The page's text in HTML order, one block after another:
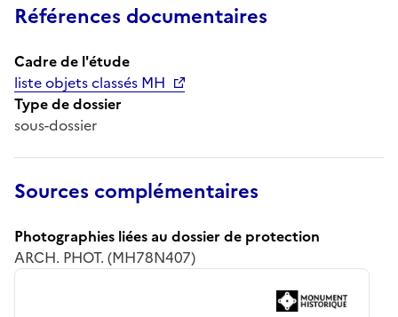
Références documentaires
Cadre de l'étude
liste objets classés MH
Type de dossier
sous-dossier
Sources complémentaires
Photographies liées au dossier de protection
ARCH. PHOT. (MH78N407)